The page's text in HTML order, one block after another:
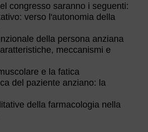
congresso saranno i seguenti:
verso l'autonomia della
della persona anziana
meccanismi e
e la fatica
del paziente anziano: la
della farmacologia nella